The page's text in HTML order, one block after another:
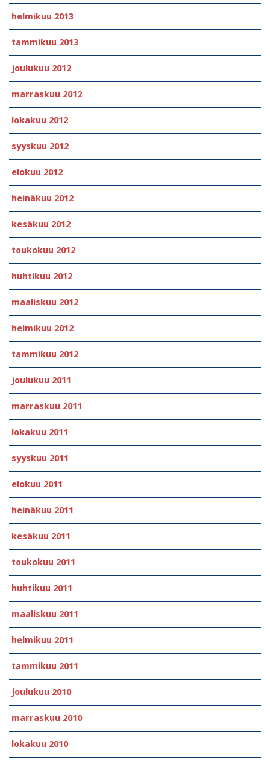
helmikuu 2013
tammikuu 2013
joulukuu 2012
marraskuu 2012
lokakuu 2012
syyskuu 2012
elokuu 2012
heinäkuu 2012
kesäkuu 2012
toukokuu 2012
huhtikuu 2012
maaliskuu 2012
helmikuu 2012
tammikuu 2012
joulukuu 2011
marraskuu 2011
lokakuu 2011
syyskuu 2011
elokuu 2011
heinäkuu 2011
kesäkuu 2011
toukokuu 2011
huhtikuu 2011
maaliskuu 2011
helmikuu 2011
tammikuu 2011
joulukuu 2010
marraskuu 2010
lokakuu 2010